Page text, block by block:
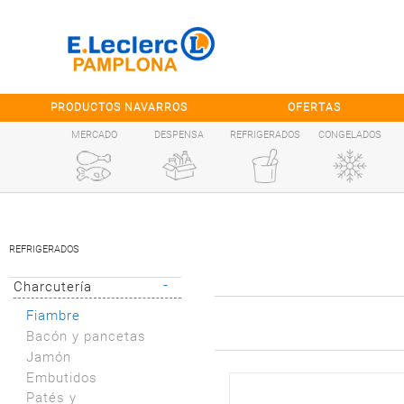
PRODUCTOS NAVARROS OFERTAS
MERCADO DESPENSA REFRIGERADOS CONGELADOS
REFRIGERADOS
Charcutería -
Fiambre
Bacón y pancetas
Jamón
Embutidos
Patés y